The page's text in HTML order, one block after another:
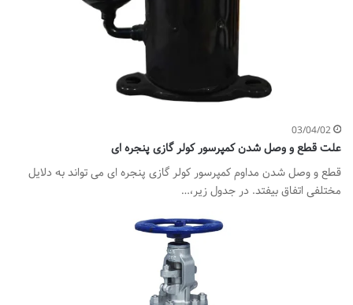
03/04/02
علت قطع و وصل شدن کمپرسور کولر گازی پنجره ای
قطع و وصل شدن مداوم کمپرسور کولر گازی پنجره ای می تواند به دلایل
مختلفی اتفاق بیفتد. در جدول زیر،…